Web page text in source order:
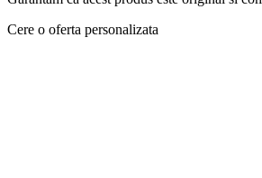
Cere o oferta personalizata